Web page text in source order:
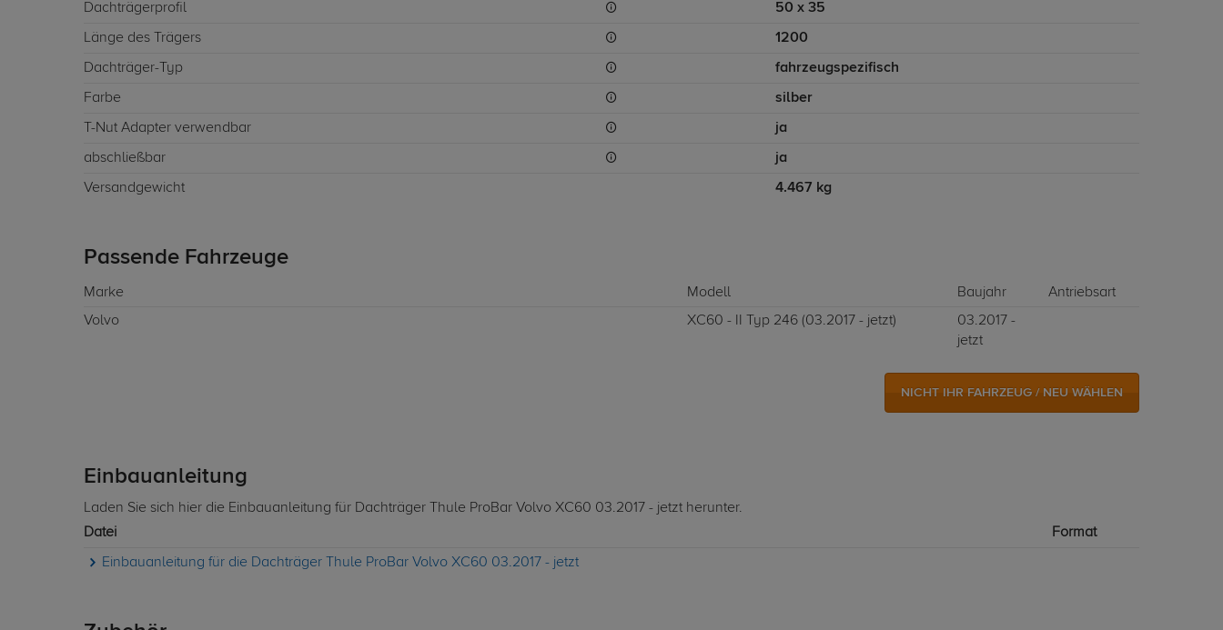
Dachträgerprofil 50 x 35
Länge des Trägers 1200
Dachträger-Typ fahrzeugspezifisch
Farbe silber
T-Nut Adapter verwendbar ja
abschließbar ja
Versandgewicht 4.467 kg
Passende Fahrzeuge
Marke Modell Baujahr
Antriebsart
Volvo
XC60 - II Typ 246 (03.2017 - jetzt)
03.2017 -
jetzt
NICHT IHR FAHRZEUG / NEU WÄHLEN
Einbauanleitung
Laden Sie sich hier die Einbauanleitung für Dachträger Thule ProBar Volvo XC60 03.2017 - jetzt herunter.
Datei
Format
Einbauanleitung für die Dachträger Thule ProBar Volvo XC60 03.2017 - jetzt